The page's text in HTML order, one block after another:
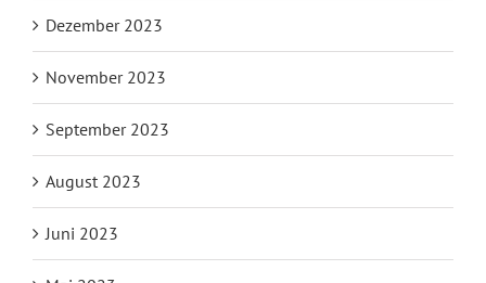
Dezember 2023
November 2023
September 2023
August 2023
Juni 2023